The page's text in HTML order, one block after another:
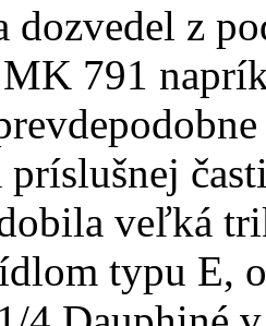
dozvedel z
791
príslušnej
veľká
typu E,